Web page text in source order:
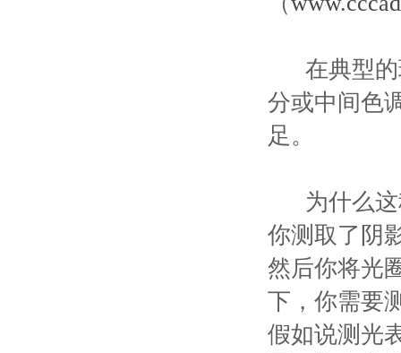
在典型的
分或中间色
足。
为什么这
你测取了阴
然后你将光
下，你需要
假如说测光